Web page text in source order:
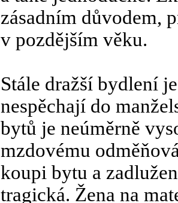
zásadním důvodem,
v pozdějším věku.
Stále dražší bydlení
nespěchají do
bytů je neúměrně
mzdovému
koupi bytu a
tragická. Žena na